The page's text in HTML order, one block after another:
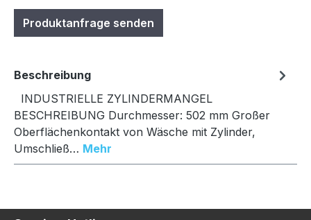
Produktanfrage senden
Beschreibung
INDUSTRIELLE ZYLINDERMANGEL
BESCHREIBUNG Durchmesser: 502 mm Großer
Oberflächenkontakt von Wäsche mit Zylinder,
Umschließ… Mehr